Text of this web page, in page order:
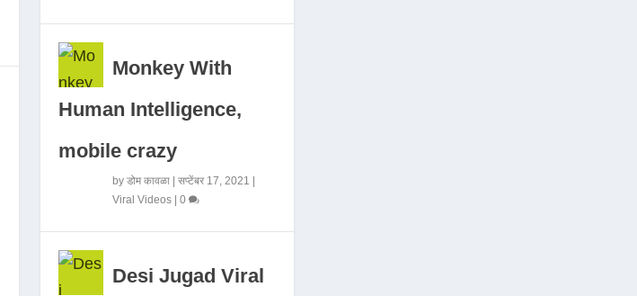
Monkey With
Human Intelligence,
mobile crazy
by डोम कावळा| सप्टेंबर 17, 2021
Viral Videos| 0
Desi Jugad Viral